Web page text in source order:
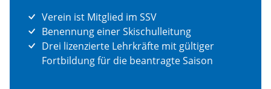
Verein ist Mitglied im SSV
Benennung einer Skischulleitung
Drei lizenzierte Lehrkräfte mit gültiger
Fortbildung für die beantragte Saison